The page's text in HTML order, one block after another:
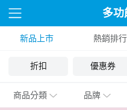
多功
新品上市 熱銷排行
折扣 優惠券
商品分類 品牌